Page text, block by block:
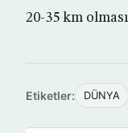
20-35 km
Etiketler: DÜNYA